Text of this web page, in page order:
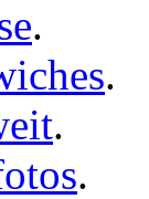
.
.
.
.